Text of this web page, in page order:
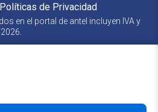
en el portal de antel incluyen IVA y
Políticas de Privacidad